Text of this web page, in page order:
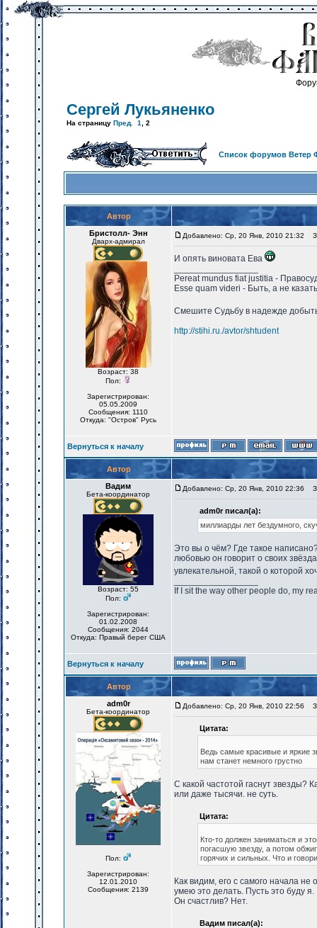
Сергей Лукьяненко
На страницу Пред. 1 2
Список форумов Ветер
Автор
Бристолл- Энн
Дварх-адмирал
Возраст: 38
Пол:
Зарегистрирован:
05.05.2009
Сообщения: 1110
Откуда: "Остров" Русь
Добавлено: Ср, 20 Янв, 2010 21:32
И опять виновата Ева
Pereat mundus fiat justitia -
Esse quam videri - Быть, а не
Смешите Судьбу в надежде
http://stihi.ru./avtor/shtudent
Вернуться к началу
Автор
Вадим
Бета-координатор
Возраст: 55
Пол:
Зарегистрирован:
01.02.2008
Сообщения: 2044
Откуда: Правый берег США
Добавлено: Ср, 20 Янв, 2010 22:36
adm0r писал(а):
миллиарды лет бездумного,
Это вы о чём? Где такое
любовью он говорит о своих
увлекательной, такой о которой
If I sit the way other people do, my
Вернуться к началу
Автор
adm0r
Бета-координатор
Пол:
Зарегистрирован:
12.01.2010
Сообщения: 2139
Добавлено: Ср, 20 Янв, 2010 22:56
Цитата:
Ведь самые красивые и яркие
нам станет немного грустно
С какой частотой гаснут звезды?
или даже тысячи. не суть.
Цитата:
Кто-то должен заниматься и
погасшую звезду, а потом
горячих и сильных. Что и
Как видим, его с самого начала
умею это делать. Пусть это буду я.
Он счастлив? Нет.
Вадим писал(а):